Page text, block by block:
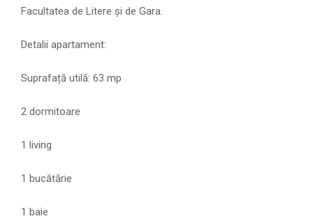
Facultatea de Litere și de Gara.
Detalii apartament:
Suprafață utilă: 63 mp
2 dormitoare
1 living
1 bucătărie
1 baie